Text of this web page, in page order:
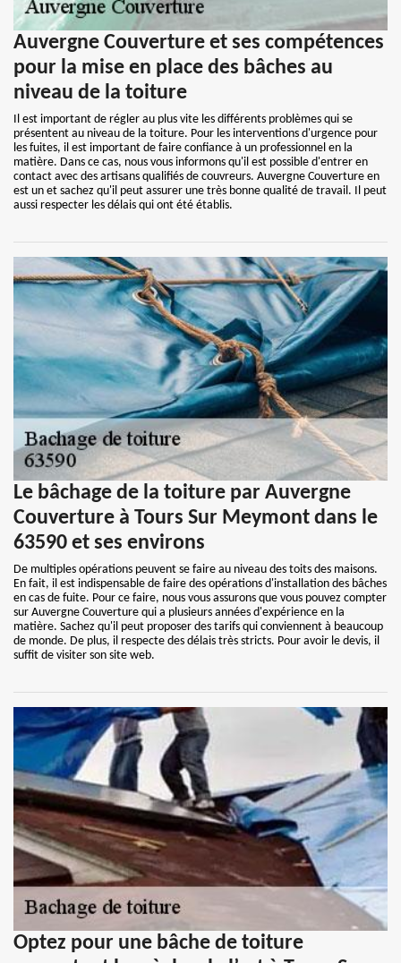
Auvergne Couverture et ses compétences
pour la mise en place des bâches au
niveau de la toiture
Il est important de régler au plus vite les différents problèmes qui se
présentent au niveau de la toiture. Pour les interventions d'urgence pour
les fuites, il est important de faire confiance à un professionnel en la
matière. Dans ce cas, nous vous informons qu'il est possible d'entrer en
contact avec des artisans qualifiés de couvreurs. Auvergne Couverture en
est un et sachez qu'il peut assurer une très bonne qualité de travail. Il peut
aussi respecter les délais qui ont été établis.
Le bâchage de la toiture par Auvergne
Couverture à Tours Sur Meymont dans le
63590 et ses environs
De multiples opérations peuvent se faire au niveau des toits des maisons.
En fait, il est indispensable de faire des opérations d'installation des bâches
en cas de fuite. Pour ce faire, nous vous assurons que vous pouvez compter
sur Auvergne Couverture qui a plusieurs années d'expérience en la
matière. Sachez qu'il peut proposer des tarifs qui conviennent à beaucoup
de monde. De plus, il respecte des délais très stricts. Pour avoir le devis, il
suffit de visiter son site web.
Optez pour une bâche de toiture